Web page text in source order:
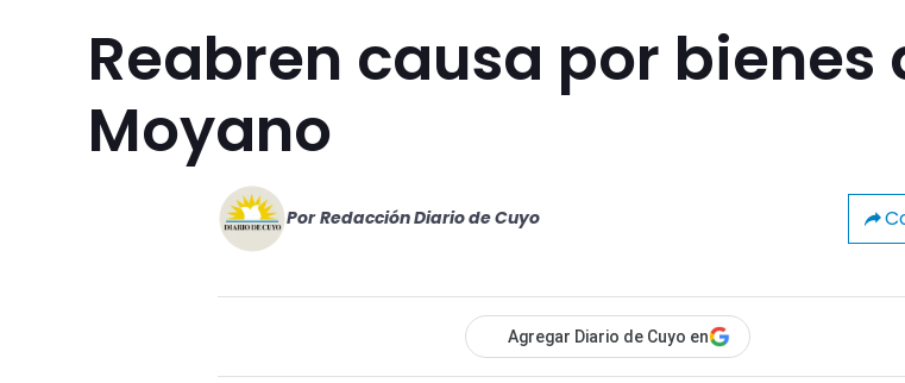
Reabren causa por bienes
Moyano
Por Redacción Diario de Cuyo
Agregar Diario de Cuyo en